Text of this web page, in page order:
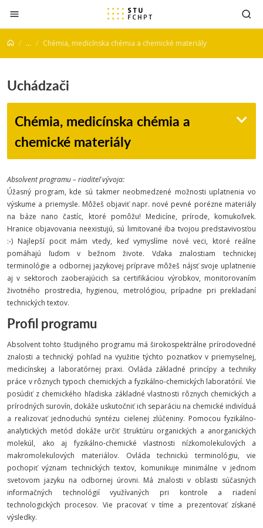
Prejsť na obsah
... Chémia, medicínska chémia a chemické materiály
Uchádzači
Chémia, medicínska chémia a
chemické materiály
Absolvent programu – riaditeľ vývoja:
Úžasný program, kde sú takmer neobmedzené možnosti uplatnenia vo
výskume a priemysle. Môžeš objaviť napr. nové pevné porézne materiály
na báze nano častíc, ktoré pomôžu! Medicíne, prírode, komukoľvek.
Hranice objavovania neexistujú, sú limitované iba tvojou predstavivosťou
:-) Najlepší pocit mám vtedy, keď vymyslíme nové veci, ktoré reálne
pomáhajú ľuďom v bežnom živote. Vďaka znalostiam technickej
terminológie a odbornej jazykovej príprave môžeš nájsť svoje uplatnenie
aj v sektoroch zaoberajúcich sa certifikáciou výrobkov, monitorovaním
životného prostredia, hygienou, metrológiou, prípadne pri prekladaní
technických textov.
Profil programu
Absolvent tohto študijného programu má širokospektrálne prírodovedné
znalosti a technický pohľad na využitie týchto poznatkov v priemyselnej,
medicínskej a laboratórnej praxi. Ovláda základné princípy a techniky
práce v rôznych typoch chemických a fyzikálno-chemických laboratórií. Vie
posúdiť z chemického hľadiska základné vlastnosti rôznych chemických a
prírodných surovín, dokáže uskutočniť ich separáciu na chemické indivíduá
a realizovať jednoduchú syntézu cielenej zlúčeniny. Pomocou fyzikálno-
analytických metód dokáže určiť štruktúru organických a anorganických
molekúl, ako aj fyzikálno-chemické vlastnosti nízkomolekulových a
makromolekulových materiálov. Ovláda technickú terminológiu, vie
pochopiť význam technických textov, komunikuje minimálne v jednom
svetovom jazyku na odbornej úrovni. Má znalosti v oblasti súčasných
informačných technológií využívaných pri kontrole a riadení
technologických procesov. Vie pracovať v tíme a prezentovať získané
výsledky.